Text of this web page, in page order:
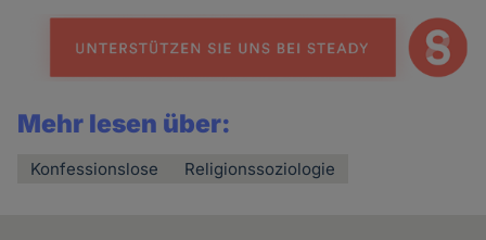
Mehr lesen über:
Konfessionslose Religionssoziologie